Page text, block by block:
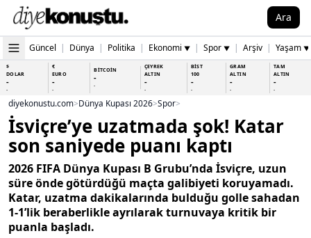
Ara
Güncel | Dünya | Politika | Ekonomi ▼ | Spor ▼ | Arşiv | Yaşam ▼
$
DOLAR
-
-
€
EURO
-
-
BİTCOİN
-
-
ÇEYREK
ALTIN
-
-
BİST
100
-
-
GRAM
ALTIN
-
-
TAM
ALTIN
-
-
diyekonustu.com>Dünya Kupası 2026>Spor>
İsviçre’ye uzatmada şok! Katar
son saniyede puanı kaptı
2026 FIFA Dünya Kupası B Grubu’nda İsviçre, uzun
süre önde götürdüğü maçta galibiyeti koruyamadı.
Katar, uzatma dakikalarında bulduğu golle sahadan
1-1’lik beraberlikle ayrılarak turnuvaya kritik bir
puanla başladı.